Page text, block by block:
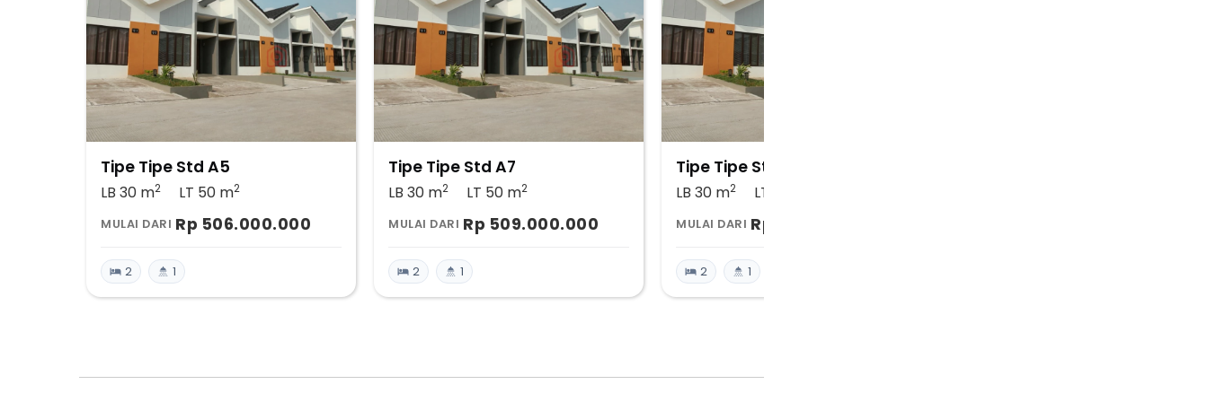
Tipe Tipe Std A5
LB 30 m2 LT 50 m2
MULAI DARI Rp 506.000.000
2 1
Tipe Tipe Std A7
LB 30 m2 LT 50 m2
MULAI DARI Rp 509.000.000
2 1
Tipe Tipe Std A6
LB 30 m2 LT 50
MULAI DARI Rp 510.000.000
2 1